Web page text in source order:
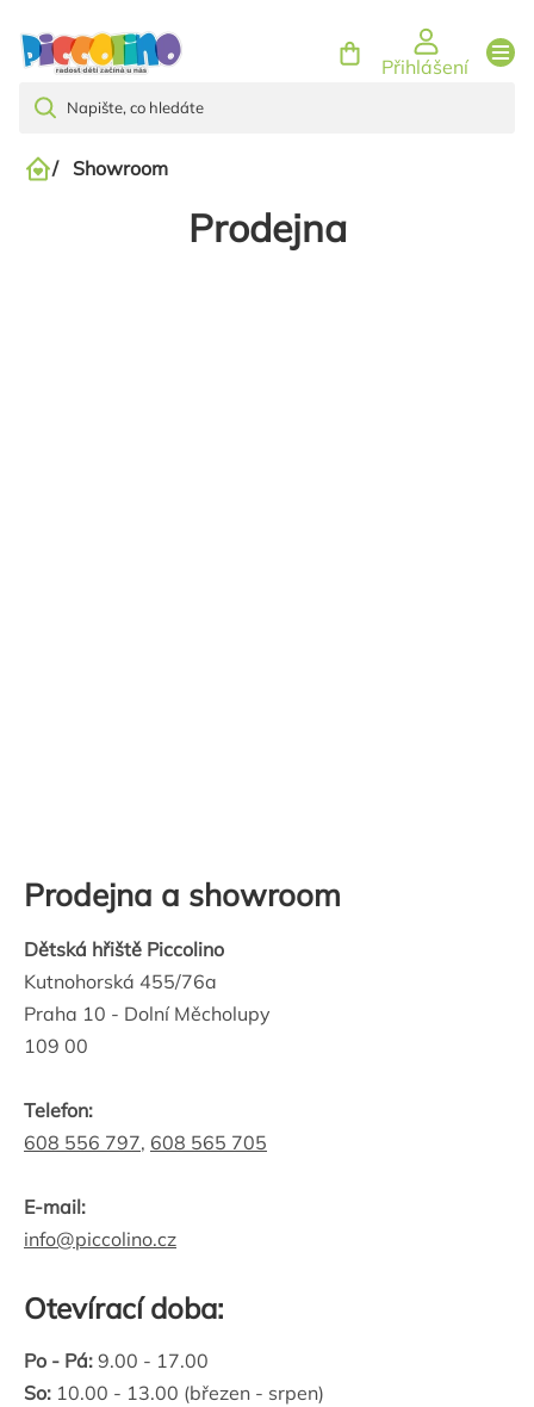
Přihlášení
Domů
/ Showroom
Prodejna
Prodejna a showroom
Dětská hřiště Piccolino
Kutnohorská 455/76a
Praha 10 - Dolní Měcholupy
109 00
Telefon:
608 556 797, 608 565 705
E-mail:
info@piccolino.cz
Otevírací doba:
Po - Pá: 9.00 - 17.00
So: 10.00 - 13.00 (březen - srpen)